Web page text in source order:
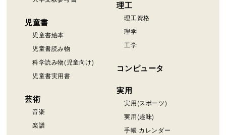
児童書
児童書絵本
児童書読み物
科学読み物(児童向け)
児童書実用書
芸術
音楽
楽譜
理工
理工資格
理学
工学
コンピュータ
実用
実用(スポーツ)
実用(趣味)
手帳·カレンダー